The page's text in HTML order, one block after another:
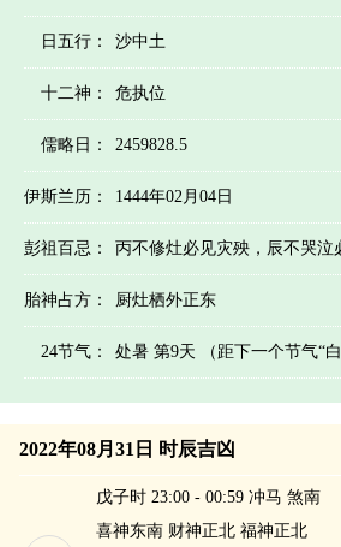
日五行： 沙中土
十二神： 危执位
儒略日： 2459828.5
伊斯兰历： 1444年02月04日
彭祖百忌： 丙不修灶必见灾殃，辰不哭泣
胎神占方： 厨灶栖外正东
24节气： 处暑 第9天 （距下一个节气“白
2022年08月31日 时辰吉凶
戊子时 23:00 - 00:59 冲马 煞南
喜神东南 财神正北 福神正北